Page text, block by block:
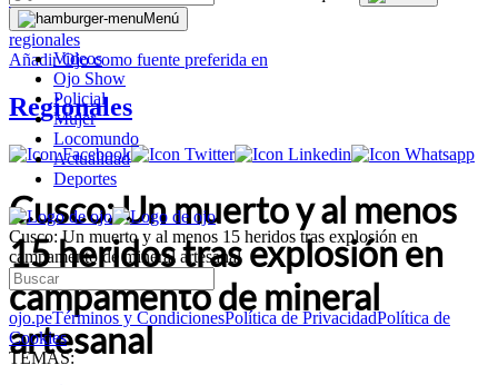
Menú
Videos
Ojo Show
Policial
Mujer
Locomundo
Actualidad
Deportes
Cusco: Un muerto y al menos 15 heridos tras explosión en
campamento de mineral artesanal
ojo.peTérminos y CondicionesPolítica de PrivacidadPolítica de
Cookies
TEMAS:
regionales
AñadirOjocomo fuente preferida en
Regionales
Cusco: Un muerto y al menos
15 heridos tras explosión en
campamento de mineral
artesanal